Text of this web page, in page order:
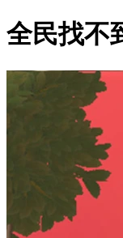
全民找不